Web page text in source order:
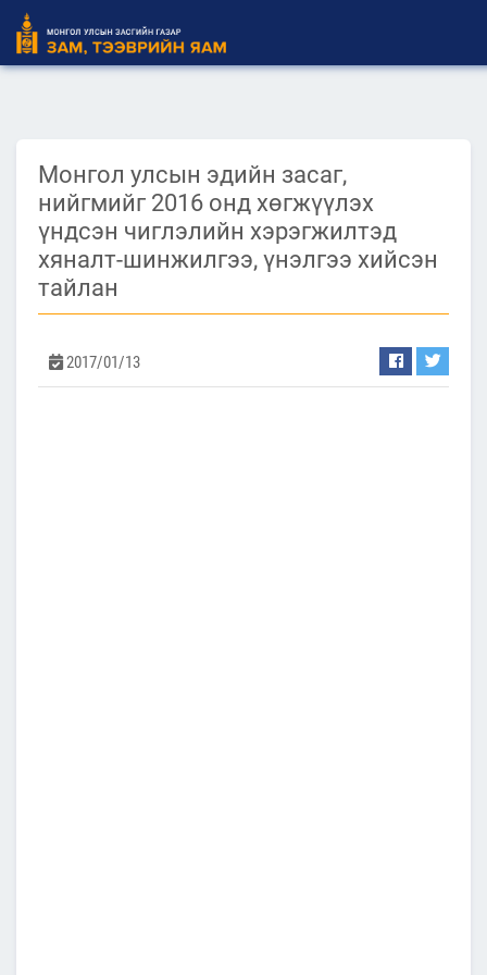
Монгол улсын эдийн засаг,
нийгмийг 2016 онд хөгжүүлэх
үндсэн чиглэлийн хэрэгжилтэд
хяналт-шинжилгээ, үнэлгээ хийсэн
тайлан
2017/01/13